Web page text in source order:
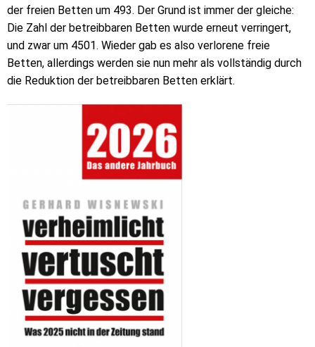
der freien Betten um 493. Der Grund ist immer der gleiche:
Die Zahl der betreibbaren Betten wurde erneut verringert,
und zwar um 4501. Wieder gab es also verlorene freie
Betten, allerdings werden sie nun mehr als vollständig durch
die Reduktion der betreibbaren Betten erklärt.